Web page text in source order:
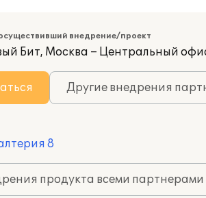
внедрение/проект
Бит, Москва – Центральный
Другие внедрения
8
продукта всеми партнерами